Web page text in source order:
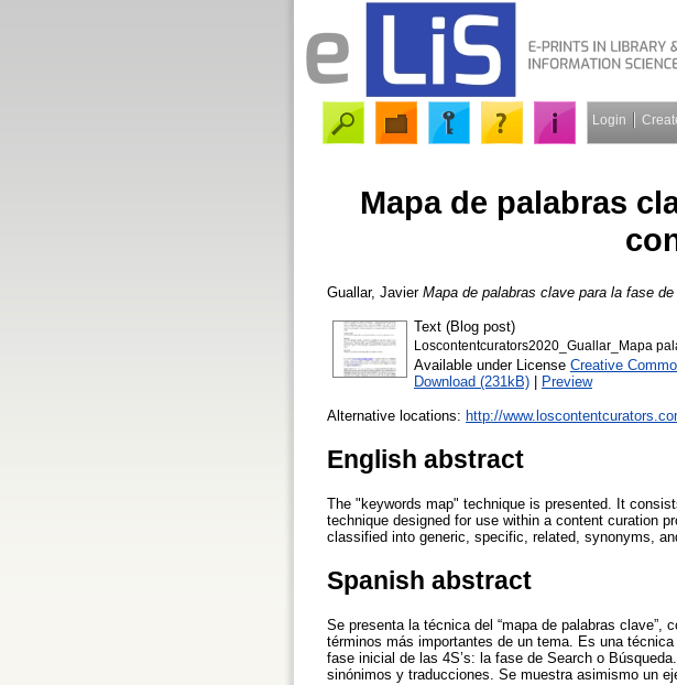
Login
Mapa de palabras
Guallar, Javier Mapa de palabras clave para la fase
Text (Blog post)
Loscontentcurators2020_Guallar_Mapa
Available under License Creative
Download (231kB) | Preview
Alternative locations: http://
English abstract
The "keywords map" technique is presented. It
technique designed for use within a content curation
classified into generic, specific, related, synonyms,
Spanish abstract
Se presenta la técnica del “mapa de palabras clave”,
términos más importantes de un tema. Es una
fase inicial de las 4S’s: la fase de Search o
sinónimos y traducciones. Se muestra asimismo un